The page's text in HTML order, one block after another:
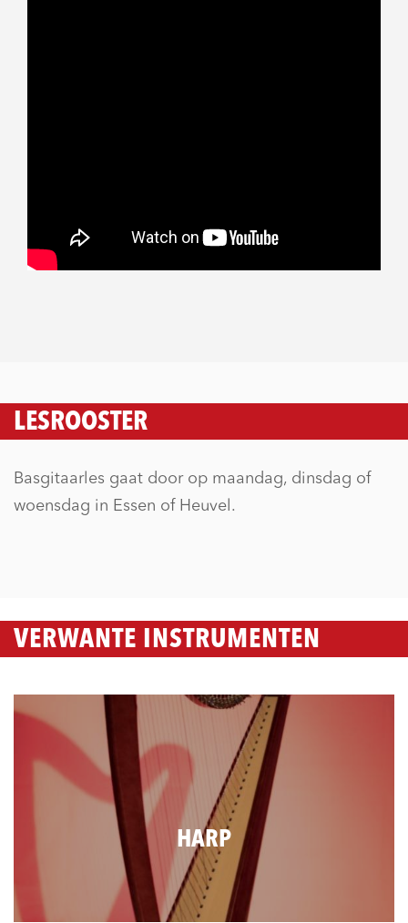
LESROOSTER
Basgitaarles gaat door op maandag, dinsdag of
woensdag in Essen of Heuvel.
VERWANTE INSTRUMENTEN
HARP